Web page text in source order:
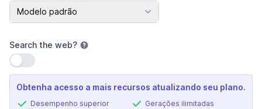
Modelo de IA
Modelo padrão
Search the web?
Usar configuração
Obtenha acesso a mais recursos atualizando seu plano.
Desempenho superior
Gerações ilimitadas